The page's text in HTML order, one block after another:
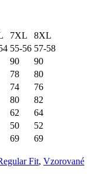
7XL
8XL
55-56 57-58
90
90
78
80
74
76
80
82
62
64
50
52
69
69
Fit, Vzorované